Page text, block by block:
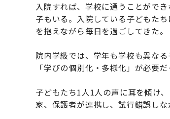
入院すれば、学校に通うことがで
子もいる。入院している子どもた
を抱えながら毎日を過ごしてきた。
院内学級では、学年も学校も異な
「学びの個別化・多様化」が必要だ
子どもたち1人1人の声に耳を傾け
家、保護者が連携し、試行錯誤し